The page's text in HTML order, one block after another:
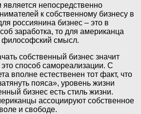
непосредственно
к собственному бизнесу в
россиянина бизнес – это в
заработка, то для американца
философский смысл.
собственный бизнес значит
способ самореализации. С
вполне естественен тот факт, что
пояса», уровень жизни
бизнес есть стиль жизни.
ассоциируют собственное
и свободе.